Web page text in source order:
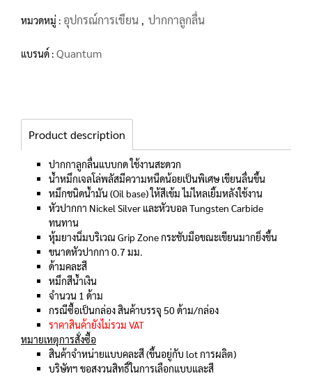
หมวดหมู่ : อุปกรณ์การเขียน , ปากกาลูกลื่น
แบรนด์ : Quantum
Product description
ปากกาลูกลื่นแบบกด ใช้งานสะดวก
น้ำหมึกเจลโล่พลัสมีความหนืดน้อยเป็นพิเศษ เขียนลื่นขึ้น
หมึกชนิดน้ำมัน (Oil base) ให้สีเข้ม ไม่ไหลเยิ้มหลังใช้งาน
หัวปากกา Nickel Silver และหัวบอล Tungsten Carbide
ทนทาน
หุ้มยางนิ่มบริเวณ Grip Zone กระชับมือขณะเขียนมากยิ่งขึ้น
ขนาดหัวปากกา 0.7 มม.
ด้ามคละสี
หมึกสีน้ำเงิน
จำนวน 1 ด้าม
กรณีซื้อเป็นกล่อง สินค้าบรรจุ 50 ด้าม/กล่อง
ราคาสินค้ายังไม่รวม VAT
หมายเหตุการสั่งซื้อ
สินค้าจำหน่ายแบบคละสี (ขึ้นอยู่กับ lot การผลิต)
บริษัทฯ ขอสงวนสิทธิ์ในการเลือกแบบและสี